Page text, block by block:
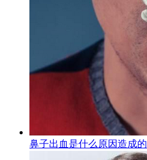
鼻子出血是什么原因造成的